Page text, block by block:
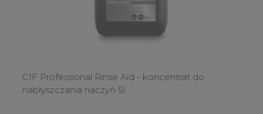
CIF Professional Rinse Aid - koncentrat do
nabłyszczania naczyń 5l